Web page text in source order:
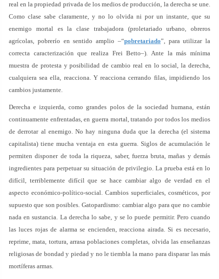
real en la propiedad privada de los medios de producción, la derecha se une.
Como clase sabe claramente, y no lo olvida ni por un instante, que su
enemigo mortal es la clase trabajadora (proletariado urbano, obreros
agrícolas, pobrerío en sentido amplio –“pobretariado”, para utilizar la
correcta caracterización que realiza Frei Betto–). Ante la más mínima
muestra de protesta y posibilidad de cambio real en lo social, la derecha,
cualquiera sea ella, reacciona. Y reacciona cerrando filas, impidiendo los
cambios justamente.
Derecha e izquierda, como grandes polos de la sociedad humana, están
continuamente enfrentadas, en guerra mortal, tratando por todos los medios
de derrotar al enemigo. No hay ninguna duda que la derecha (el sistema
capitalista) tiene mucha ventaja en esta guerra. Siglos de acumulación le
permiten disponer de toda la riqueza, saber, fuerza bruta, mañas y demás
ingredientes para perpetuar su situación de privilegio. La prueba está en lo
difícil, terriblemente difícil que se hace cambiar algo de verdad en el
aspecto económico-político-social. Cambios superficiales, cosméticos, por
supuesto que son posibles. Gatopardismo: cambiar algo para que no cambie
nada en sustancia. La derecha lo sabe, y se lo puede permitir. Pero cuando
las luces rojas de alarma se encienden, reacciona airada. Si es necesario,
reprime, mata, tortura, arrasa poblaciones completas, olvida las enseñanzas
religiosas de bondad y piedad y no le tiembla la mano para disparar las más
mortíferas armas.